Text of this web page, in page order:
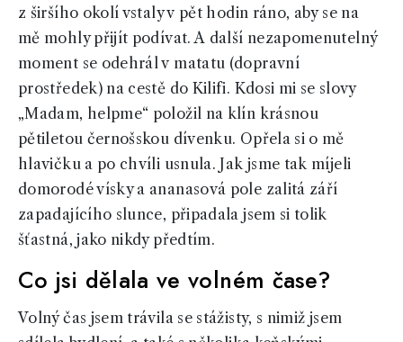
z širšího okolí vstaly v pět hodin ráno, aby se na
mě mohly přijít podívat. A další nezapomenutelný
moment se odehrál v matatu (dopravní
prostředek) na cestě do Kilifi. Kdosi mi se slovy
„Madam, helpme“ položil na klín krásnou
pětiletou černošskou dívenku. Opřela si o mě
hlavičku a po chvíli usnula. Jak jsme tak míjeli
domorodé vísky a ananasová pole zalitá září
zapadajícího slunce, připadala jsem si tolik
šťastná, jako nikdy předtím.
Co jsi dělala ve volném čase?
Volný čas jsem trávila se stážisty, s nimiž jsem